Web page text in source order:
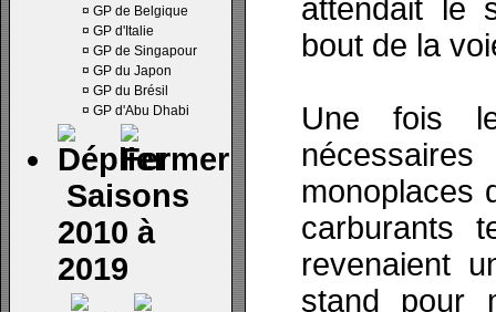
¤ GP de Belgique
¤ GP d'Italie
¤ GP de Singapour
¤ GP du Japon
¤ GP du Brésil
¤ GP d'Abu Dhabi
Saisons
2010 à
2019
attendait le
bout de la
Une fois
monoplaces
carburants
revenaient
stand pour